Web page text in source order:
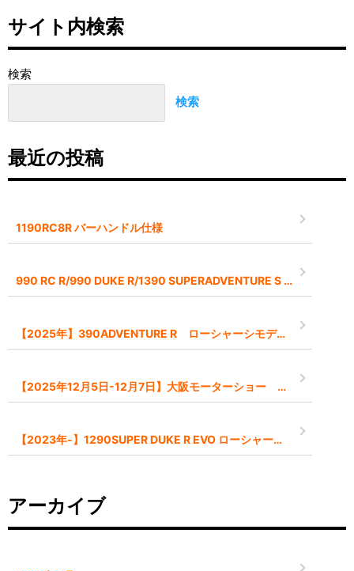
サイト内検索
検索
検索
最近の投稿
1190RC8R バーハンドル仕様
990 RC R/990 DUKE R/1390 SUPERADVENTURE S EVO 2026モデル予約受付中です
【2025年】390ADVENTURE R ローシャーシモデル【-45mm】
【2025年12月5日-12月7日】大阪モーターショー インポートブランドとして出展します
【2023年-】1290SUPER DUKE R EVO ローシャーシモデル【-45mm】
アーカイブ